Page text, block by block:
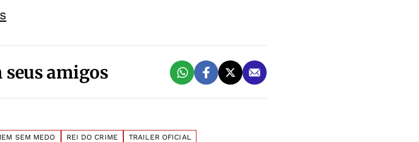
amigos
SEM MEDO REI DO CRIME
TRAILER OFICIAL